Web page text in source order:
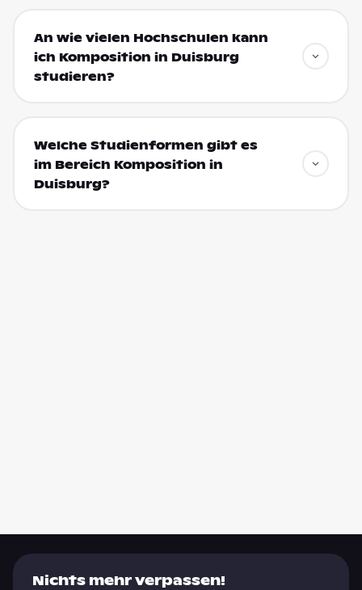
An wie vielen Hochschulen kann
ich Komposition in Duisburg
studieren?
Welche Studienformen gibt es
im Bereich Komposition in
Duisburg?
Nichts mehr verpassen!